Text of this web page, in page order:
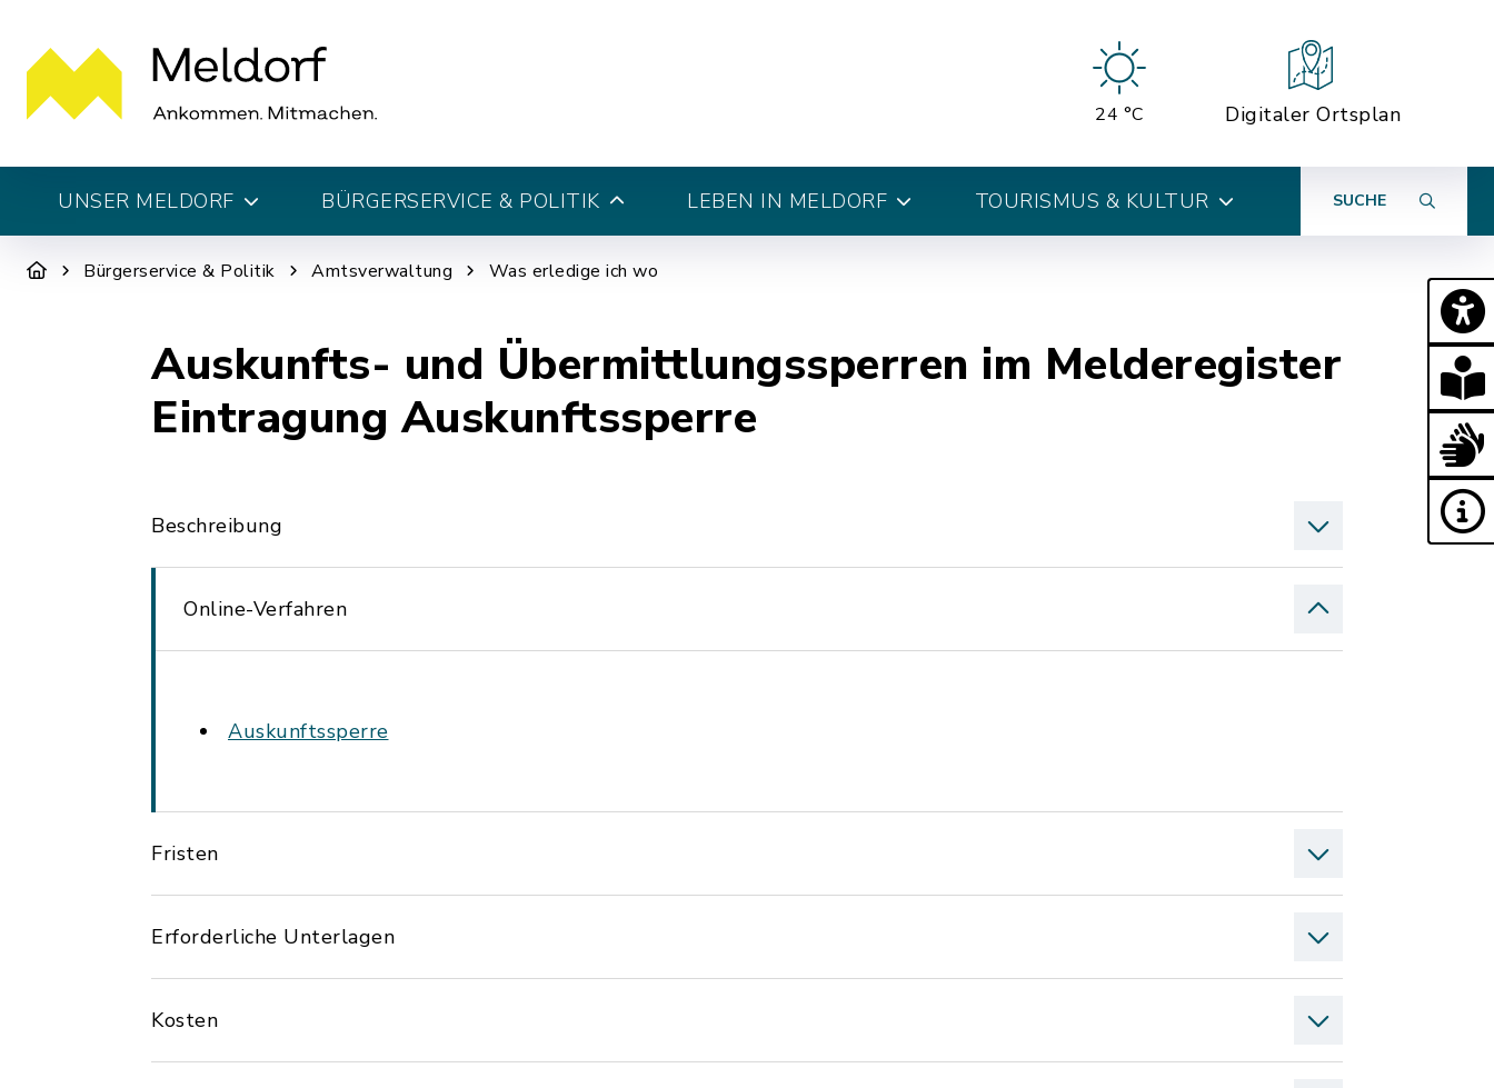
24 °C Digitaler Ortsplan
UNSER MELDORF BÜRGERSERVICE & POLITIK LEBEN IN MELDORF TOURISMUS & KULTUR SUCHE
Bürgerservice & Politik Amtsverwaltung Was erledige ich wo
Auskunfts- und Übermittlungssperren im Melderegister
Eintragung Auskunftssperre
Beschreibung
Online-Verfahren
Auskunftssperre
Fristen
Erforderliche Unterlagen
Kosten